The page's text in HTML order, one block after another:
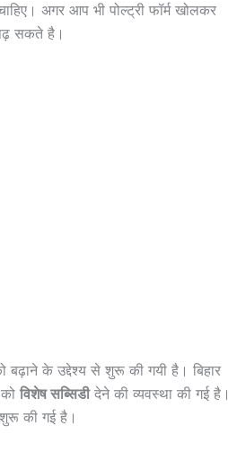
अगर आप भी पोल्ट्री फॉर्म खोलकर
सकते है।
बढ़ाने के उद्देश्य से शुरू की गयी है। बिहार
विशेष सब्सिडीदेने की व्यवस्था की गई है।
शुरू की गई है।